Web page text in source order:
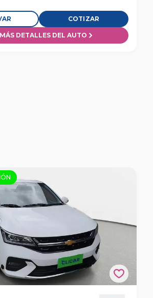
COTIZAR
DETALLES DEL AUTO